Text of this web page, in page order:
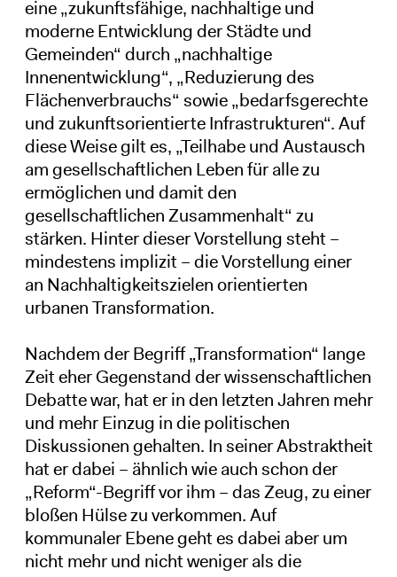
eine „zukunftsfähige, nachhaltige und
moderne Entwicklung der Städte und
Gemeinden“ durch „nachhaltige
Innenentwicklung“, „Reduzierung des
Flächenverbrauchs“ sowie „bedarfsgerechte
und zukunftsorientierte Infrastrukturen“. Auf
diese Weise gilt es, „Teilhabe und Austausch
am gesellschaftlichen Leben für alle zu
ermöglichen und damit den
gesellschaftlichen Zusammenhalt“ zu
stärken. Hinter dieser Vorstellung steht –
mindestens implizit – die Vorstellung einer
an Nachhaltigkeitszielen orientierten
urbanen Transformation.
Nachdem der Begriff „Transformation“ lange
Zeit eher Gegenstand der wissenschaftlichen
Debatte war, hat er in den letzten Jahren mehr
und mehr Einzug in die politischen
Diskussionen gehalten. In seiner Abstraktheit
hat er dabei – ähnlich wie auch schon der
„Reform“-Begriff vor ihm – das Zeug, zu einer
bloßen Hülse zu verkommen. Auf
kommunaler Ebene geht es dabei aber um
nicht mehr und nicht weniger als die